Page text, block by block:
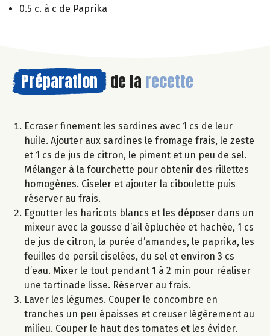
0.5 c. à c de Paprika
Préparation de la recette
Ecraser finement les sardines avec 1 cs de leur
huile. Ajouter aux sardines le fromage frais, le zeste
et 1 cs de jus de citron, le piment et un peu de sel.
Mélanger à la fourchette pour obtenir des rillettes
homogènes. Ciseler et ajouter la ciboulette puis
réserver au frais.
Egoutter les haricots blancs et les déposer dans un
mixeur avec la gousse d’ail épluchée et hachée, 1 cs
de jus de citron, la purée d’amandes, le paprika, les
feuilles de persil ciselées, du sel et environ 3 cs
d’eau. Mixer le tout pendant 1 à 2 min pour réaliser
une tartinade lisse. Réserver au frais.
Laver les légumes. Couper le concombre en
tranches un peu épaisses et creuser légèrement au
milieu. Couper le haut des tomates et les évider.